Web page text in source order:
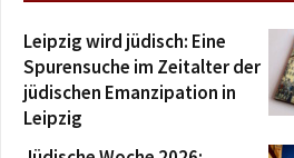
Leipzig wird jüdisch: Eine
Spurensuche im Zeitalter der
jüdischen Emanzipation in
Leipzig